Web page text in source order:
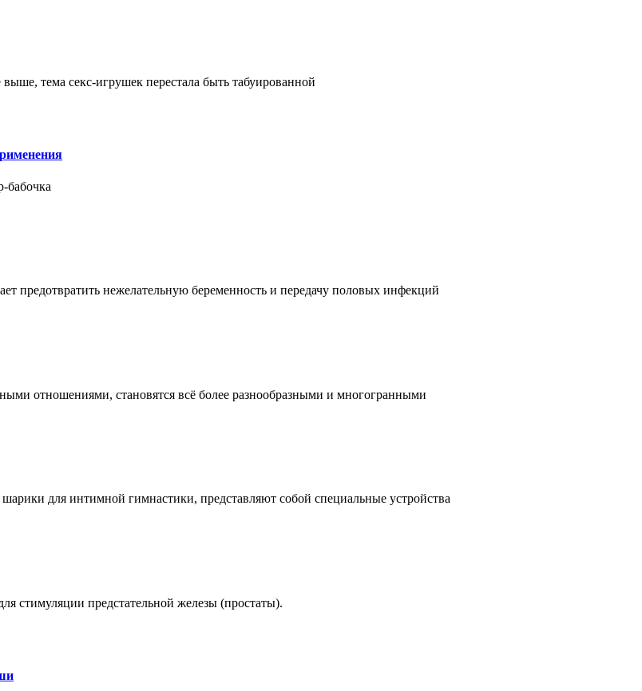
тема секс-игрушек перестала быть табуированной
бабочка
предотвратить нежелательную беременность и передачу половых инфекций
отношениями, становятся всё более разнообразными и многогранными
для интимной гимнастики, представляют собой специальные устройства
стимуляции предстательной железы (простаты).